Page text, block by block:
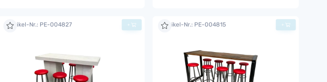
Artikel-Nr.: PE-004827 + Artikel-Nr.: PE-004815 +